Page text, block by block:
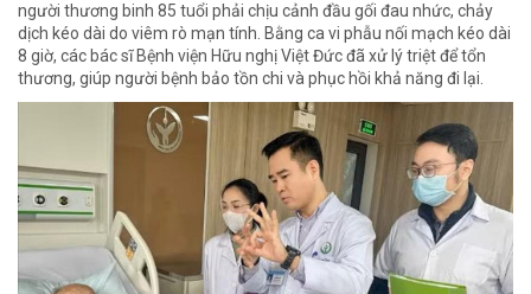
người thương binh 85 tuổi phải chịu cảnh đầu gối đau nhức, chảy
dịch kéo dài do viêm rò mạn tính. Bằng ca vi phẫu nối mạch kéo dài
8 giờ, các bác sĩ Bệnh viện Hữu nghị Việt Đức đã xử lý triệt để tổn
thương, giúp người bệnh bảo tồn chi và phục hồi khả năng đi lại.